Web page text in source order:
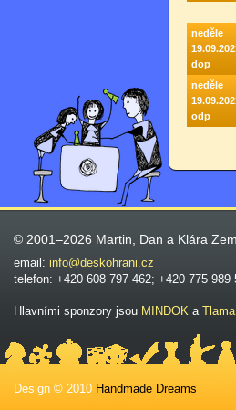
neděle
dop
neděle
odp
© 2001–2026 Martin, Dan a Klára
email: info@deskohrani.cz
telefon: +420 608 797 462; +420 775 989
Hlavními sponzory jsou MINDOK a
Design © 2010 Handmade Dreams